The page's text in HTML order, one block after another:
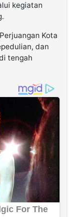
kegiatan
Kota
dan
tengah